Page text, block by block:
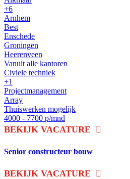
+6
Arnhem
Best
Enschede
Groningen
Heerenveen
Vanuit alle kantoren
Civiele techniek
+1
Projectmanagement
Array
Thuiswerken mogelijk
4000 - 7700 p/mnd
BEKIJK VACATURE
Senior constructeur bouw
BEKIJK VACATURE